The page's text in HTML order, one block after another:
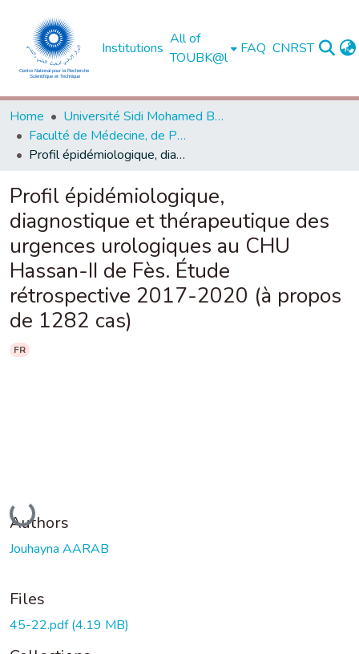
Institutions
All of
TOUBK@l
FAQ CNRST
Home
Université Sidi Mohamed Ben Abdellah de Fès
Faculté de Médecine, de Pharmacie et de Médecine Dentaire - Fès
Profil épidémiologique, diagnostique et thérapeutique des urgences urologiques au CHU Hassan-II de Fès. Étude rétrospective 2017-2020 (à propos de 1282 cas)
Profil épidémiologique,
diagnostique et thérapeutique des
urgences urologiques au CHU
Hassan-II de Fès. Étude
rétrospective 2017-2020 (à propos
de 1282 cas)
FR
Loading...
Authors
Jouhayna AARAB
Files
45-22.pdf(4.19 MB)